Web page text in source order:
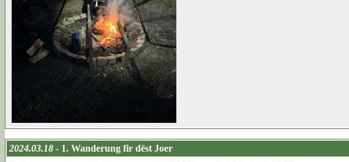
2024.03.18 - 1. Wanderung fir dëst Joer